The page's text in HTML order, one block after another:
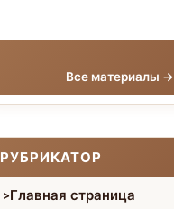
Все материалы →
РУБРИКАТОР
Главная страница